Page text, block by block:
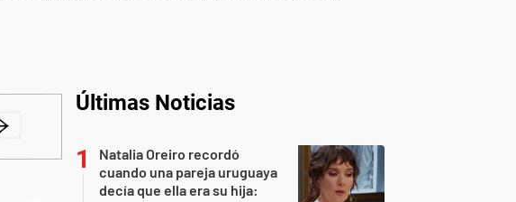
Últimas Noticias
Natalia Oreiro recordó
cuando una pareja uruguaya
decía que ella era su hija: